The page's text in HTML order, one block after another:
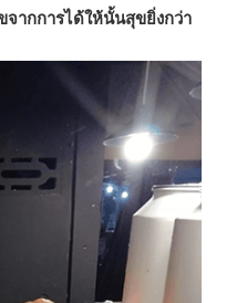
ากการได้ให้นั้นสุขยิ่งกว่า